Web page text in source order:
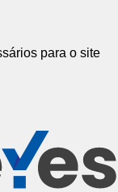
para o site